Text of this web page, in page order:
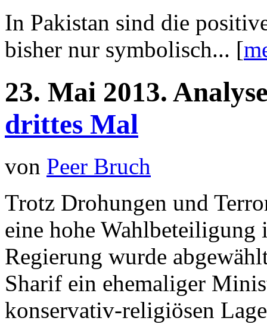
In Pakistan sind die
bisher nur symbolisch... [
23. Mai 2013.
drittes Mal
von Peer Bruch
Trotz Drohungen und
eine hohe Wahlbeteiligung
Regierung wurde
Sharif ein ehemaliger
konservativ-religiösen